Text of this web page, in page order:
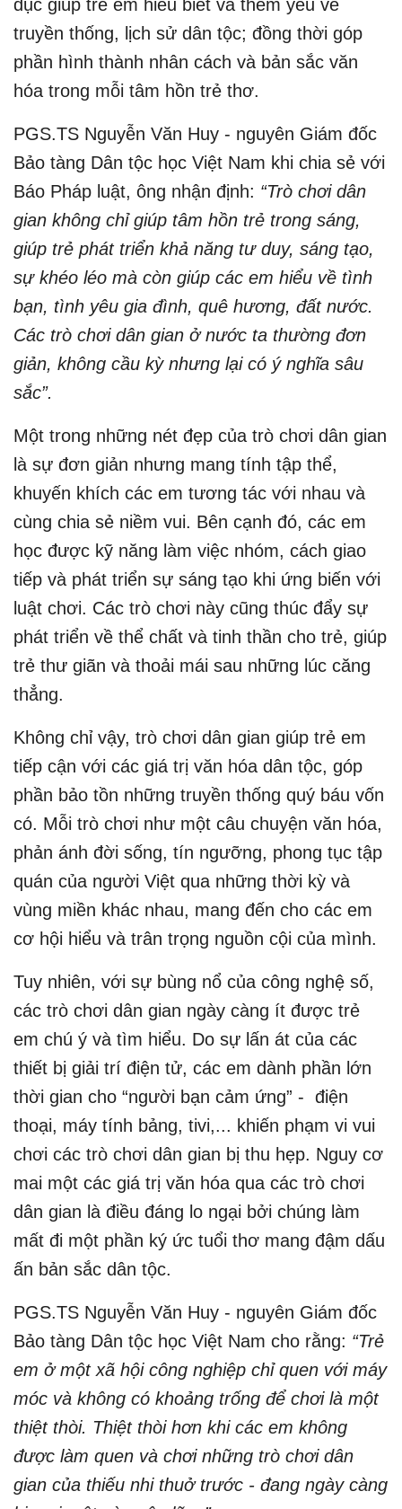
dục giúp trẻ em hiểu biết và thêm yêu về
truyền thống, lịch sử dân tộc; đồng thời góp
phần hình thành nhân cách và bản sắc văn
hóa trong mỗi tâm hồn trẻ thơ.
PGS.TS Nguyễn Văn Huy - nguyên Giám đốc
Bảo tàng Dân tộc học Việt Nam khi chia sẻ với
Báo Pháp luật, ông nhận định: “Trò chơi dân
gian không chỉ giúp tâm hồn trẻ trong sáng,
giúp trẻ phát triển khả năng tư duy, sáng tạo,
sự khéo léo mà còn giúp các em hiểu về tình
bạn, tình yêu gia đình, quê hương, đất nước.
Các trò chơi dân gian ở nước ta thường đơn
giản, không cầu kỳ nhưng lại có ý nghĩa sâu
sắc”.
Một trong những nét đẹp của trò chơi dân gian
là sự đơn giản nhưng mang tính tập thể,
khuyến khích các em tương tác với nhau và
cùng chia sẻ niềm vui. Bên cạnh đó, các em
học được kỹ năng làm việc nhóm, cách giao
tiếp và phát triển sự sáng tạo khi ứng biến với
luật chơi. Các trò chơi này cũng thúc đẩy sự
phát triển về thể chất và tinh thần cho trẻ, giúp
trẻ thư giãn và thoải mái sau những lúc căng
thẳng.
Không chỉ vậy, trò chơi dân gian giúp trẻ em
tiếp cận với các giá trị văn hóa dân tộc, góp
phần bảo tồn những truyền thống quý báu vốn
có. Mỗi trò chơi như một câu chuyện văn hóa,
phản ánh đời sống, tín ngưỡng, phong tục tập
quán của người Việt qua những thời kỳ và
vùng miền khác nhau, mang đến cho các em
cơ hội hiểu và trân trọng nguồn cội của mình.
Tuy nhiên, với sự bùng nổ của công nghệ số,
các trò chơi dân gian ngày càng ít được trẻ
em chú ý và tìm hiểu. Do sự lấn át của các
thiết bị giải trí điện tử, các em dành phần lớn
thời gian cho “người bạn cảm ứng” - điện
thoại, máy tính bảng, tivi,... khiến phạm vi vui
chơi các trò chơi dân gian bị thu hẹp. Nguy cơ
mai một các giá trị văn hóa qua các trò chơi
dân gian là điều đáng lo ngại bởi chúng làm
mất đi một phần ký ức tuổi thơ mang đậm dấu
ấn bản sắc dân tộc.
PGS.TS Nguyễn Văn Huy - nguyên Giám đốc
Bảo tàng Dân tộc học Việt Nam cho rằng: “Trẻ
em ở một xã hội công nghiệp chỉ quen với máy
móc và không có khoảng trống để chơi là một
thiệt thòi. Thiệt thòi hơn khi các em không
được làm quen và chơi những trò chơi dân
gian của thiếu nhi thuở trước - đang ngày càng